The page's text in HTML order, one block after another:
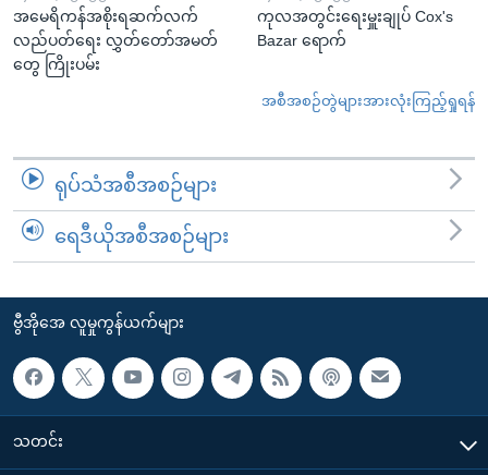
အမေရိကန်အစိုးရဆက်လက်
လည်ပတ်ရေး လွှတ်တော်အမတ်
တွေ ကြိုးပမ်း
ကုလအတွင်းရေးမှူးချုပ် Cox's
Bazar ရောက်
အစီအစဉ်တွဲများအားလုံးကြည့်ရှုရန်
ရုပ်သံအစီအစဉ်များ
ရေဒီယိုအစီအစဉ်များ
ဗွီအိုအေ လူမှုကွန်ယက်များ
သတင်း